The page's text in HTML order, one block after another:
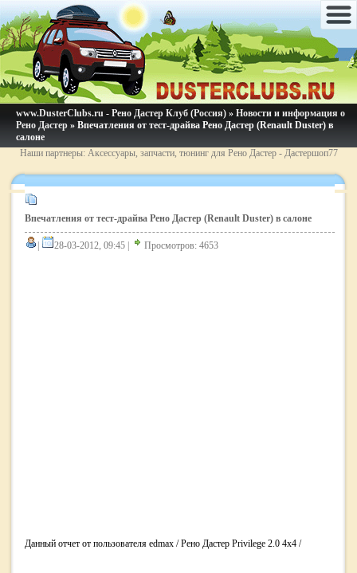
www.DusterClubs.ru - Рено Дастер Клуб (Россия) » Новости и информация о
Рено Дастер » Впечатления от тест-драйва Рено Дастер (Renault Duster) в
салоне
Наши партнеры: Аксессуары, запчасти, тюнинг для Рено Дастер - Дастершоп77
Впечатления от тест-драйва Рено Дастер (Renault Duster) в салоне
28-03-2012, 09:45 | Просмотров: 4653
Данный отчет от пользователя edmax / Рено Дастер Privilege 2.0 4x4 /